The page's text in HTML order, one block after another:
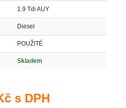
1.9 Tdi AUY
Diesel
POUŽITÉ
Skladem
s DPH